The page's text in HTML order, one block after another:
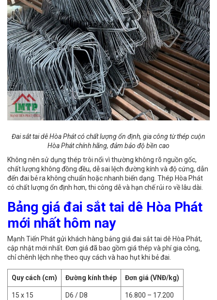
Đai sắt tai dê Hòa Phát có chất lượng ổn định, gia công từ thép cuộn
Hòa Phát chính hãng, đảm bảo độ bền cao
Không nên sử dụng thép trôi nổi vì thường không rõ nguồn gốc,
chất lượng không đồng đều, dễ sai lệch đường kính và độ cứng, dẫn
đến đai bẻ ra không chuẩn hoặc nhanh biến dạng. Thép Hòa Phát
có chất lượng ổn định hơn, thi công dễ và hạn chế rủi ro về lâu dài.
Bảng giá đai sắt tai dê Hòa Phát
mới nhất hôm nay
Mạnh Tiến Phát gửi khách hàng bảng giá đai sắt tai dê Hòa Phát,
cập nhật mới nhất. Đơn giá đã bao gồm giá thép và phí gia công,
chỉ chênh lệch nhẹ theo quy cách và hao hụt khi bẻ đai.
Quy cách (cm) Đường kính thép Đơn giá (VNĐ/kg)
15 x 15 D6 / D8 16.800 – 17.200